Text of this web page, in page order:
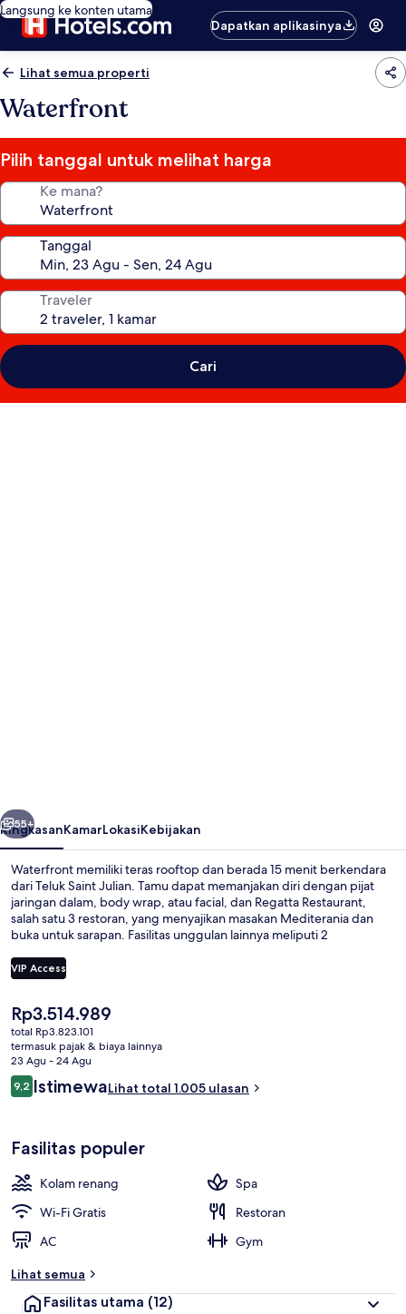
Langsung ke konten utama
Dapatkan aplikasinya
Lihat semua properti
Waterfront
Pilih tanggal untuk melihat harga
Ke mana?
Tanggal
Traveler
Cari
Berikutnya
55+
RingkasanKamarLokasiKebijakan
Waterfront memiliki teras rooftop dan berada 15 menit berkendara
dari Teluk Saint Julian. Tamu dapat memanjakan diri dengan pijat
jaringan dalam, body wrap, atau facial, dan Regatta Restaurant,
salah satu 3 restoran, yang menyajikan masakan Mediterania dan
buka untuk sarapan. Fasilitas unggulan lainnya meliputi 2
dan kondisi keseluruhan mendapatkan nilai yang bagus dari para
traveler.
VIP Access
Harga
saat
ini
Rp3.514.989
Rp3.514.989
total Rp3.823.101
termasuk pajak & biaya lainnya
23 Agu - 24 Agu
Ulasan
9,29,2 dari 10
IstimewaLihat total 1.005 ulasan
Fasilitas populer
Kolam renang
Spa
Wi-Fi Gratis
Restoran
AC
Gym
Lihat semua
Fasilitas utama (12)